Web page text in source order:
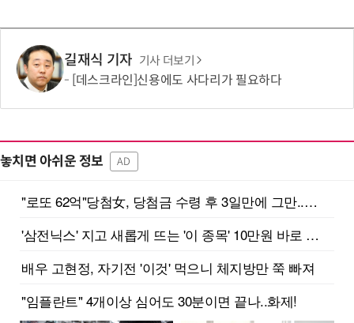
길재식 기자 기사 더보기
[데스크라인]신용에도 사다리가 필요하다
놓치면 아쉬운 정보 AD